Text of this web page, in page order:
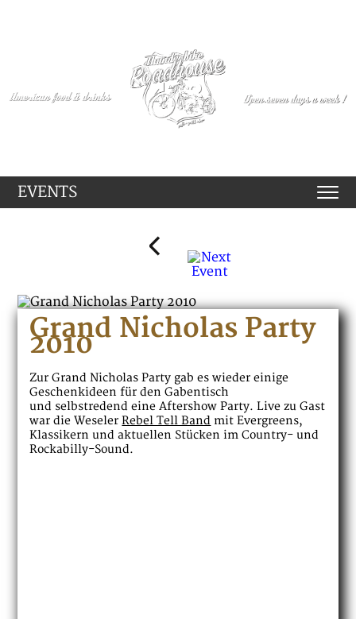
EVENTS
Grand Nicholas Party
2010
Zur Grand Nicholas Party gab es wieder einige
Geschenkideen für den Gabentisch
und selbstredend eine Aftershow Party. Live zu Gast
war die WeselerRebel Tell Band mit Evergreens,
Klassikern und aktuellen Stücken im Country- und
Rockabilly-Sound.